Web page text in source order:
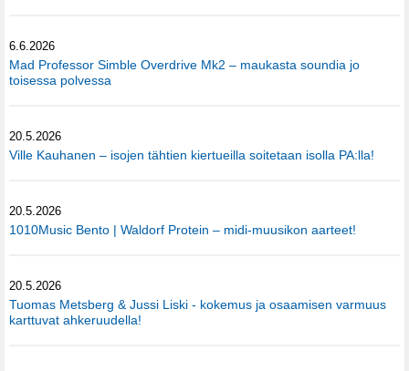
6.6.2026
Mad Professor Simble Overdrive Mk2 – maukasta soundia jo
toisessa polvessa
20.5.2026
Ville Kauhanen – isojen tähtien kiertueilla soitetaan isolla PA:lla!
20.5.2026
1010Music Bento | Waldorf Protein – midi-muusikon aarteet!
20.5.2026
Tuomas Metsberg & Jussi Liski - kokemus ja osaamisen varmuus
karttuvat ahkeruudella!